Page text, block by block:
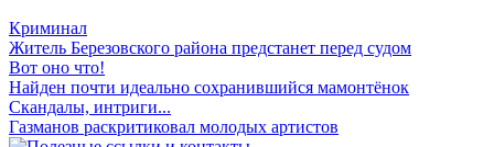
Криминал
Житель Березовского района предстанет перед судом
Вот оно что!
Найден почти идеально сохранившийся мамонтёнок
Скандалы, интриги...
Газманов раскритиковал молодых артистов